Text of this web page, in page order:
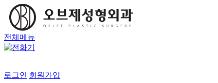
전체메뉴
로그인 회원가입